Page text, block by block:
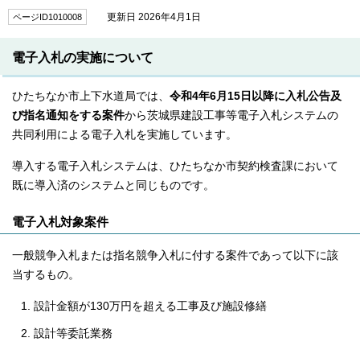
ページID1010008 更新日 2026年4月1日
電子入札の実施について
ひたちなか市上下水道局では、 令和4年6月15日以降に入札公告及
び指名通知をする案件から茨城県建設工事等電子入札システムの
共同利用による電子入札を実施しています。
導入する電子入札システムは、ひたちなか市契約検査課において
既に導入済のシステムと同じものです。
電子入札対象案件
一般競争入札または指名競争入札に付する案件であって以下に該
当するもの。
設計金額が130万円を超える工事及び施設修繕
設計等委託業務